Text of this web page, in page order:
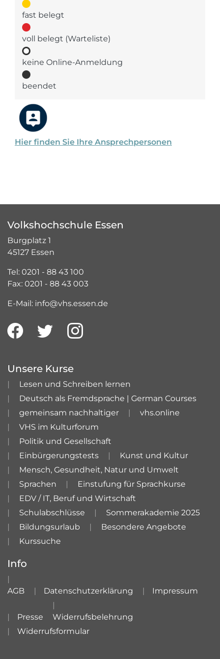
Hier finden Sie Ihre Ansprechpersonen
fast belegt
voll belegt (Warteliste)
keine Online-Anmeldung
beendet
Volkshochschule Essen
Burgplatz 1
45127 Essen
Tel: 0201 - 88 43 100
Fax: 0201 - 88 43 003
E-Mail: info@vhs.essen.de
Unsere Kurse
Lesen und Schreiben lernen
Deutsch als Fremdsprache | German Courses
gemeinsam nachhaltiger
vhs.online
VHS im Kulturforum
Politik und Gesellschaft
Einbürgerungstests
Kunst und Kultur
Mensch, Gesundheit, Natur und Umwelt
Sprachen
Einstufung für Sprachkurse
EDV / IT, Beruf und Wirtschaft
Schulabschlüsse
Sommerakademie 2025
Bildungsurlaub
Besondere Angebote
Kurssuche
Info
AGB Datenschutzerklärung Impressum
Presse
Widerrufsbelehrung
Widerrufsformular